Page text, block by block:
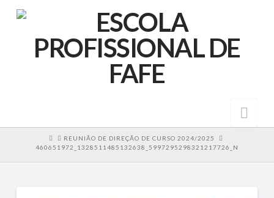
HOMEREUNIÃO DE DIREÇÃO DE CURSO 2024/2025
460651972_1328511485132638_5997295298321217726_N